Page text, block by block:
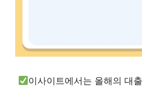
이사이트에서는 올해의 대